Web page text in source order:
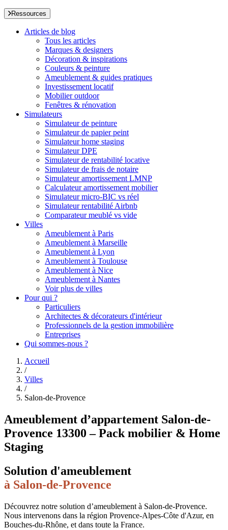
Ressources
Articles de blog
Tous les articles
Marques & designers
Décoration & inspirations
Couleurs & peinture
Ameublement & guides pratiques
Investissement locatif
Mobilier outdoor
Fenêtres & rénovation
Simulateurs
Simulateur de peinture
Simulateur de papier peint
Simulateur home staging
Simulateur DPE
Simulateur de rentabilité locative
Simulateur de frais de notaire
Simulateur amortissement LMNP
Calculateur amortissement mobilier
Simulateur micro-BIC vs réel
Simulateur rentabilité Airbnb
Comparateur meublé vs vide
Villes
Ameublement à Paris
Ameublement à Marseille
Ameublement à Lyon
Ameublement à Toulouse
Ameublement à Nice
Ameublement à Nantes
Voir plus de villes
Pour qui ?
Particuliers
Architectes & décorateurs d'intérieur
Professionnels de la gestion immobilière
Entreprises
Qui sommes-nous ?
Accueil
/
Villes
/
Salon-de-Provence
Ameublement d’appartement Salon-de-
Provence 13300 – Pack mobilier & Home
Staging
Solution d'ameublement
à Salon-de-Provence
Découvrez notre solution d’ameublement à Salon-de-Provence.
Nous intervenons dans la région Provence-Alpes-Côte d'Azur, en
Bouches-du-Rhône, et dans toute la France.